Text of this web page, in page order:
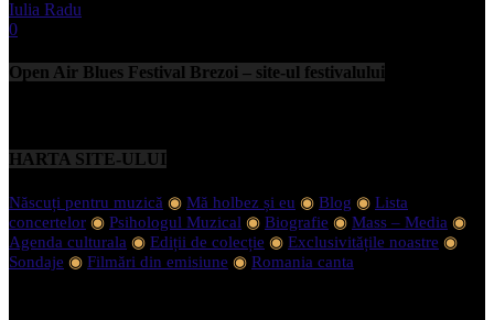
Iulia Radu
0
Open Air Blues Festival Brezoi – site-ul festivalului
HARTA SITE-ULUI
Născuți pentru muzică ◉ Mă holbez și eu ◉ Blog ◉ Lista
concertelor ◉ Psihologul Muzical ◉ Biografie ◉ Mass – Media ◉
Agenda culturala ◉ Ediții de colecție ◉ Exclusivitățile noastre ◉
Sondaje ◉ Filmări din emisiune ◉ Romania canta